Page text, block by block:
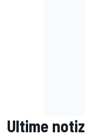
Ultime